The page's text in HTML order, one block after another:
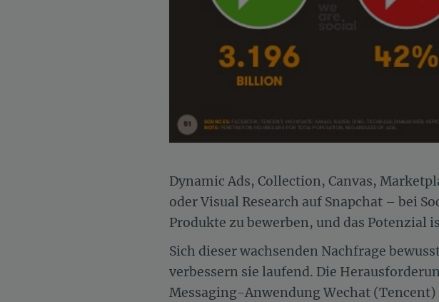
Dynamic Ads, Collection, Canvas,
oder Visual Research auf Snapchat – bei
Produkte zu bewerben, und das Potenzial
Sich dieser wachsenden Nachfrage
verbessern sie laufend. Die
Messaging-Anwendung Wechat